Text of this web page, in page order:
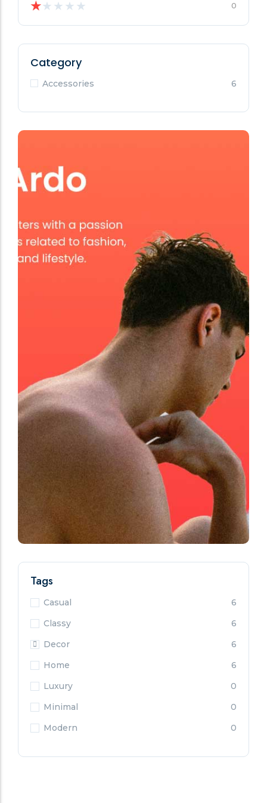
★★ ★ ★ ★ 0
Category
Accessories 6
Tags
Casual
6
Classy
6
Decor
6
Home
6
Luxury
0
Minimal
0
Modern
0